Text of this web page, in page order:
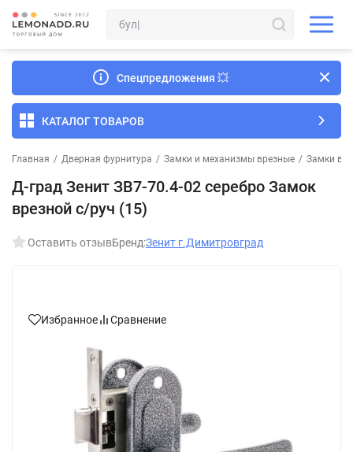
Спецпредложения 💥
КАТАЛОГ ТОВАРОВ
Главная / Дверная фурнитура / Замки и механизмы врезные / Замки
Д-град Зенит ЗВ7-70.4-02 серебро Замок
врезной с/руч (15)
Оставить отзывБренд:Зенит г.Димитровград
Избранное Сравнение